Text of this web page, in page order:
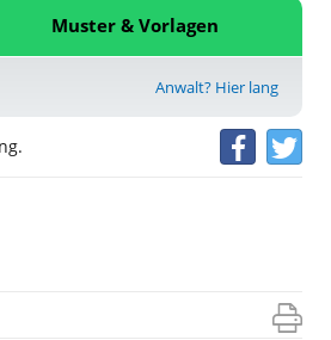
Muster & Vorlagen
Anwalt? Hier lang